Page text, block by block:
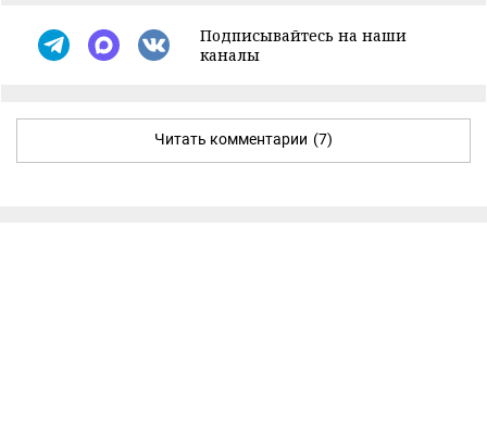
Подписывайтесь на наши
каналы
Читать комментарии (7)